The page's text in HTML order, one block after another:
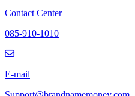
Contact Center
085-910-1010
E-mail